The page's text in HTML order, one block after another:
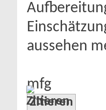
aussehen
mfg
Zitieren